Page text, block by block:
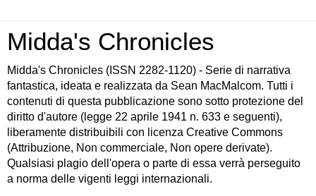
Midda's Chronicles
Midda's Chronicles (ISSN 2282-1120) - Serie di narrativa
fantastica, ideata e realizzata da Sean MacMalcom. Tutti i
contenuti di questa pubblicazione sono sotto protezione del
diritto d'autore (legge 22 aprile 1941 n. 633 e seguenti),
liberamente distribuibili con licenza Creative Commons
(Attribuzione, Non commerciale, Non opere derivate).
Qualsiasi plagio dell'opera o parte di essa verrà perseguito
a norma delle vigenti leggi internazionali.